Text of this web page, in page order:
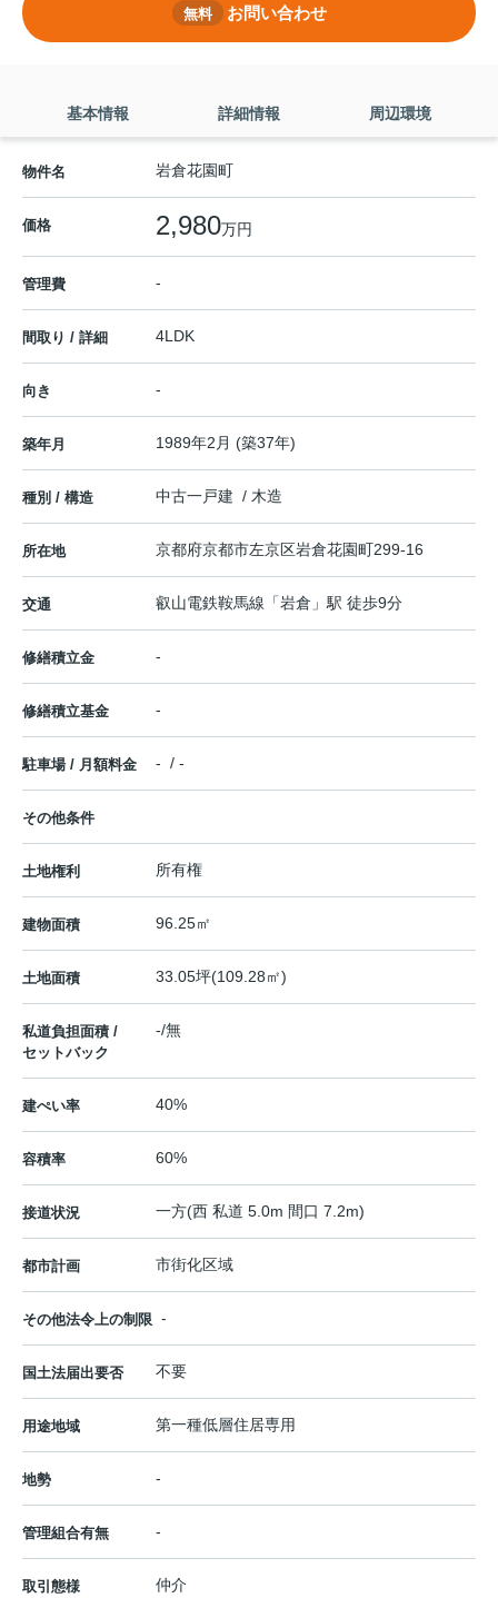
無料 お問い合わせ
基本情報 詳細情報 周辺環境
物件名 岩倉花園町
価格 2,980万円
管理費 -
間取り / 詳細 4LDK
向き -
築年月 1989年2月 (築37年)
種別 / 構造 中古一戸建 / 木造
所在地 京都府京都市左京区岩倉花園町299-16
交通 叡山電鉄鞍馬線 「岩倉 」駅 徒歩9分
修繕積立金 -
修繕積立基金 -
駐車場 / 月額料金 - / -
その他条件
土地権利 所有権
建物面積 96.25㎡
土地面積 33.05坪(109.28㎡)
私道負担面積 /
セットバック
-/無
建ぺい率 40%
容積率 60%
接道状況 一方(西 私道 5.0m 間口 7.2m)
都市計画 市街化区域
その他法令上の制限 -
国土法届出要否 不要
用途地域 第一種低層住居専用
地勢 -
管理組合有無 -
取引態様 仲介